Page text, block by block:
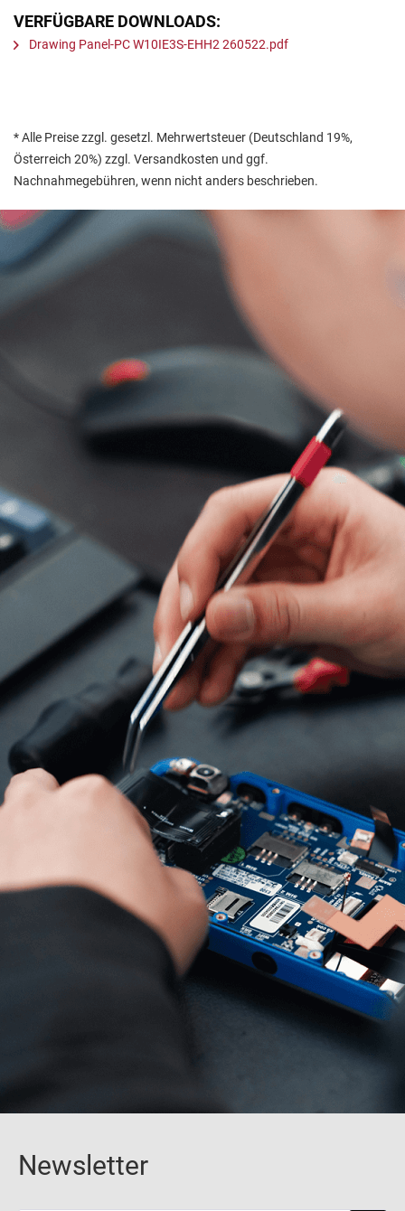
VERFÜGBARE DOWNLOADS:
Drawing Panel-PC W10IE3S-EHH2 260522.pdf
* Alle Preise zzgl. gesetzl. Mehrwertsteuer (Deutschland 19%,
Österreich 20%) zzgl. Versandkosten und ggf.
Nachnahmegebühren, wenn nicht anders beschrieben.
Newsletter